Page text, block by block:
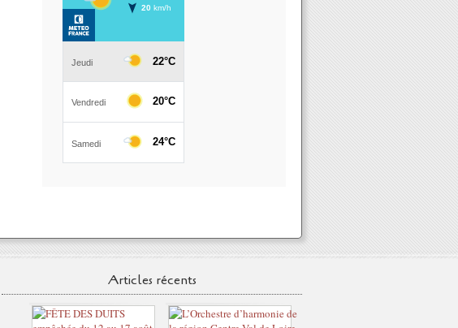
Articles récents